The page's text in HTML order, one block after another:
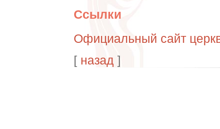
Ссылки
Официальный сайт
[ назад ]